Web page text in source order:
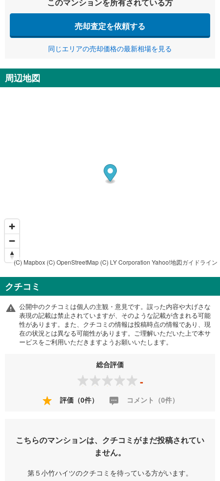
売却査定を依頼する
同じエリアの売却価格の最新相場を見る
周辺地図
(C) Mapbox (C) OpenStreetMap (C) LY Corporation Yahoo!地図ガイドライン
クチコミ
公開中のクチコミは個人の主観・意見です。誤った内容や大げさな
表現の記載は禁止されていますが、そのような記載が含まれる可能
性があります。また、クチコミの情報は投稿時点の情報であり、現
在の状況とは異なる可能性があります。ご理解いただいた上で本サ
ービスをご利用いただきますようお願いいたします。
総合評価
-
評価（0件） コメント（0件）
こちらのマンションは、クチコミがまだ投稿されてい
ません。
第５小竹ハイツのクチコミを待っている方がいます。